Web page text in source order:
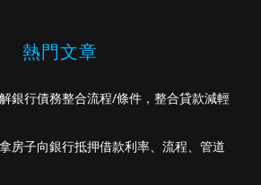
熱門文章
銀行債務整合流程/條件，整合貸款減輕
房子向銀行抵押借款利率、流程、管道